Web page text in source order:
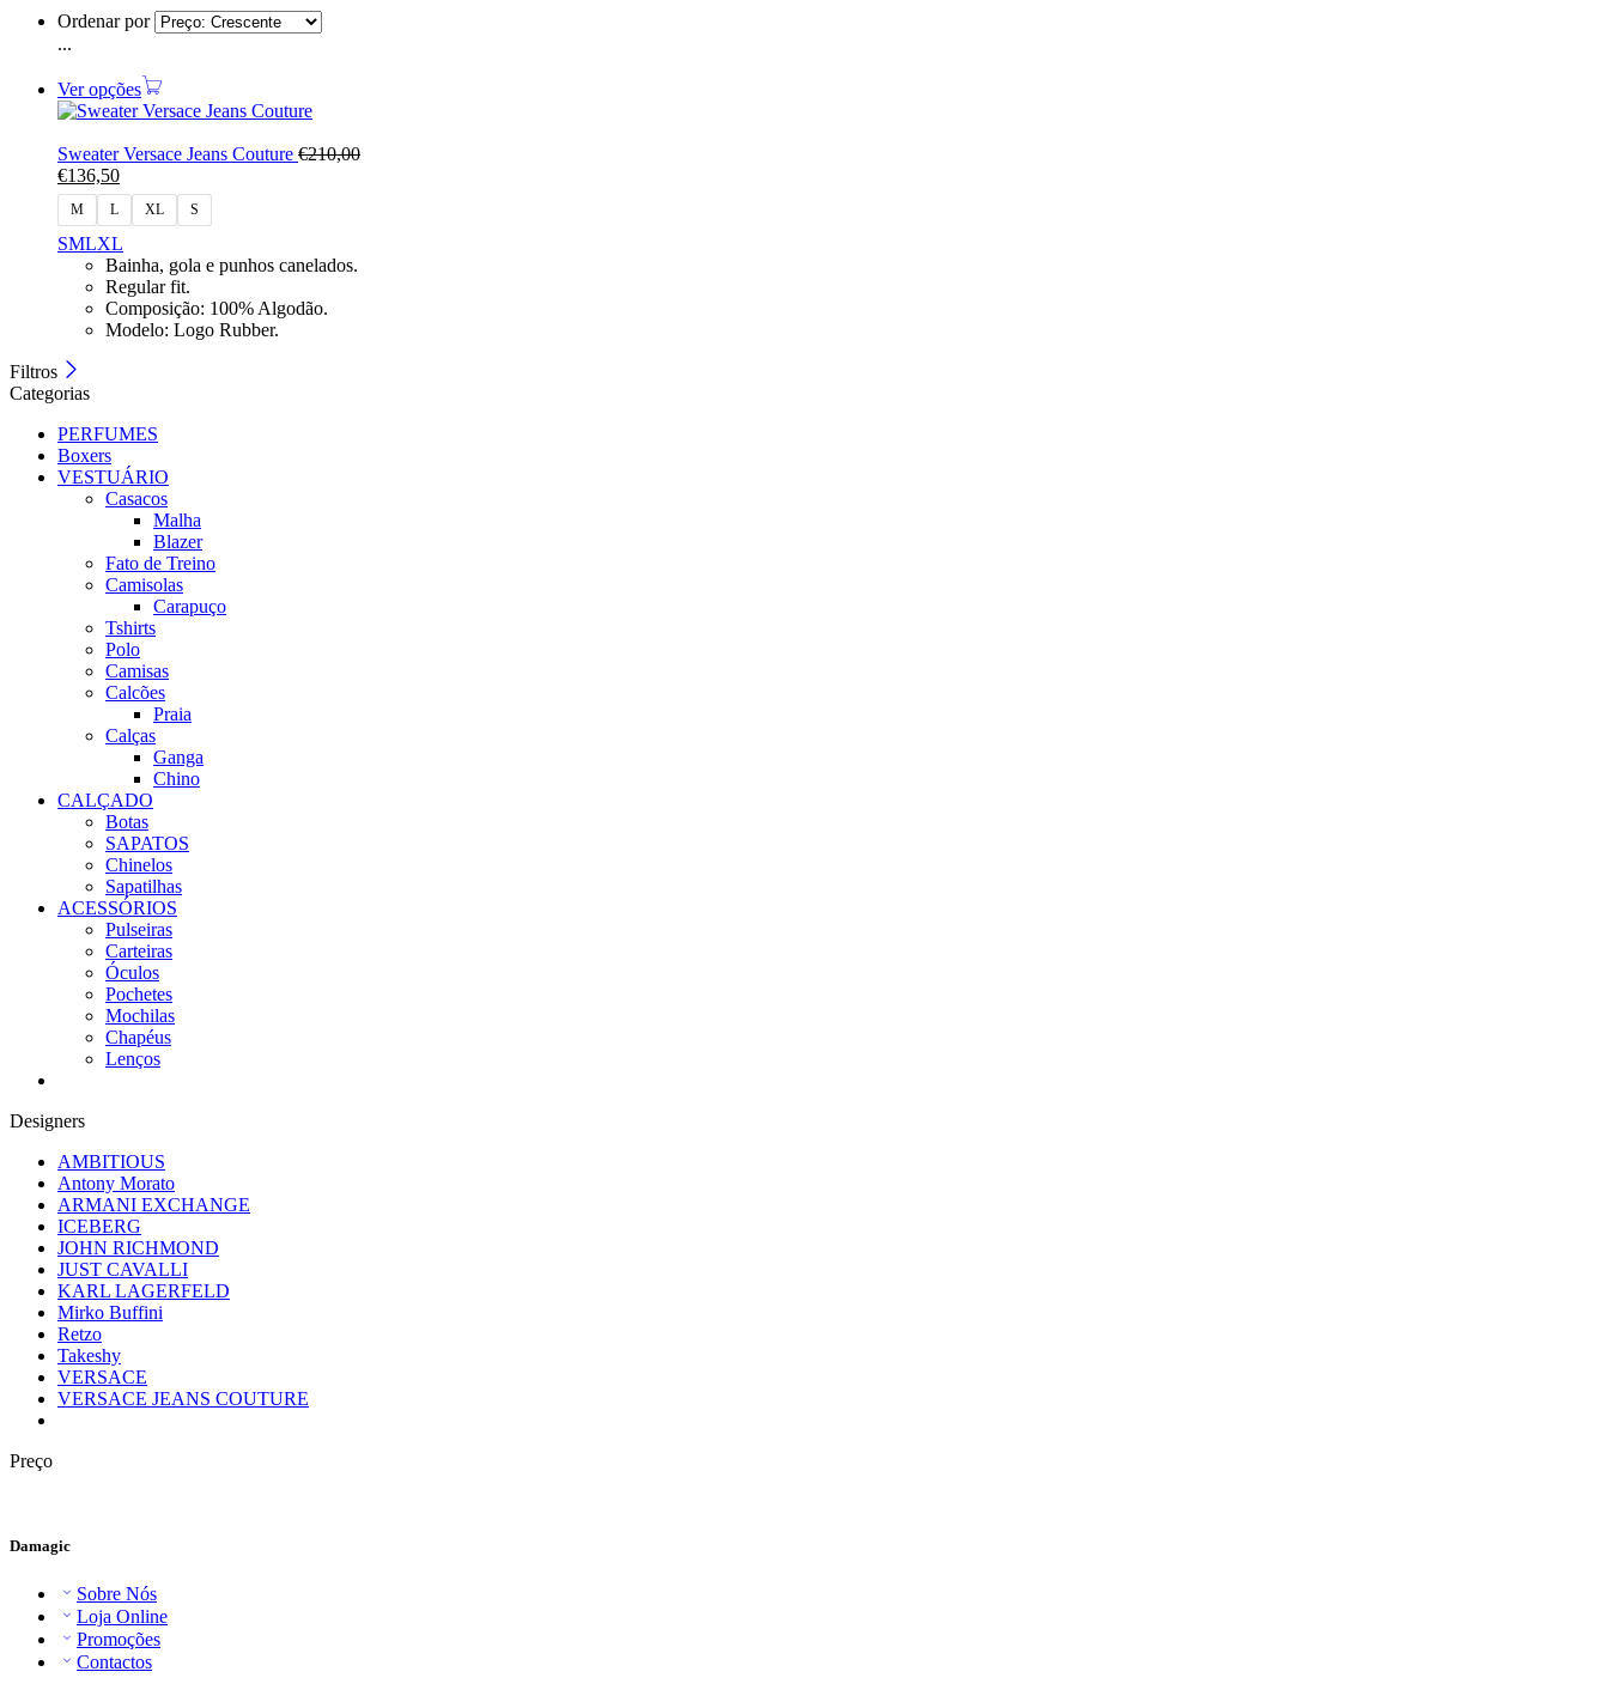
Ordenar por
...
Ver opções
Sweater Versace Jeans Couture €210,00
€136,50
M L XL S
SMLXL
Bainha, gola e punhos canelados.
Regular fit.
Composição: 100% Algodão.
Modelo: Logo Rubber.
Filtros
Categorias
PERFUMES
Boxers
VESTUÁRIO
Casacos
Malha
Blazer
Fato de Treino
Camisolas
Carapuço
Tshirts
Polo
Camisas
Calcões
Praia
Calças
Ganga
Chino
CALÇADO
Botas
SAPATOS
Chinelos
Sapatilhas
ACESSÓRIOS
Pulseiras
Carteiras
Óculos
Pochetes
Mochilas
Chapéus
Lenços
Designers
AMBITIOUS
Antony Morato
ARMANI EXCHANGE
ICEBERG
JOHN RICHMOND
JUST CAVALLI
KARL LAGERFELD
Mirko Buffini
Retzo
Takeshy
VERSACE
VERSACE JEANS COUTURE
Preço
Damagic
Sobre Nós
Loja Online
Promoções
Contactos